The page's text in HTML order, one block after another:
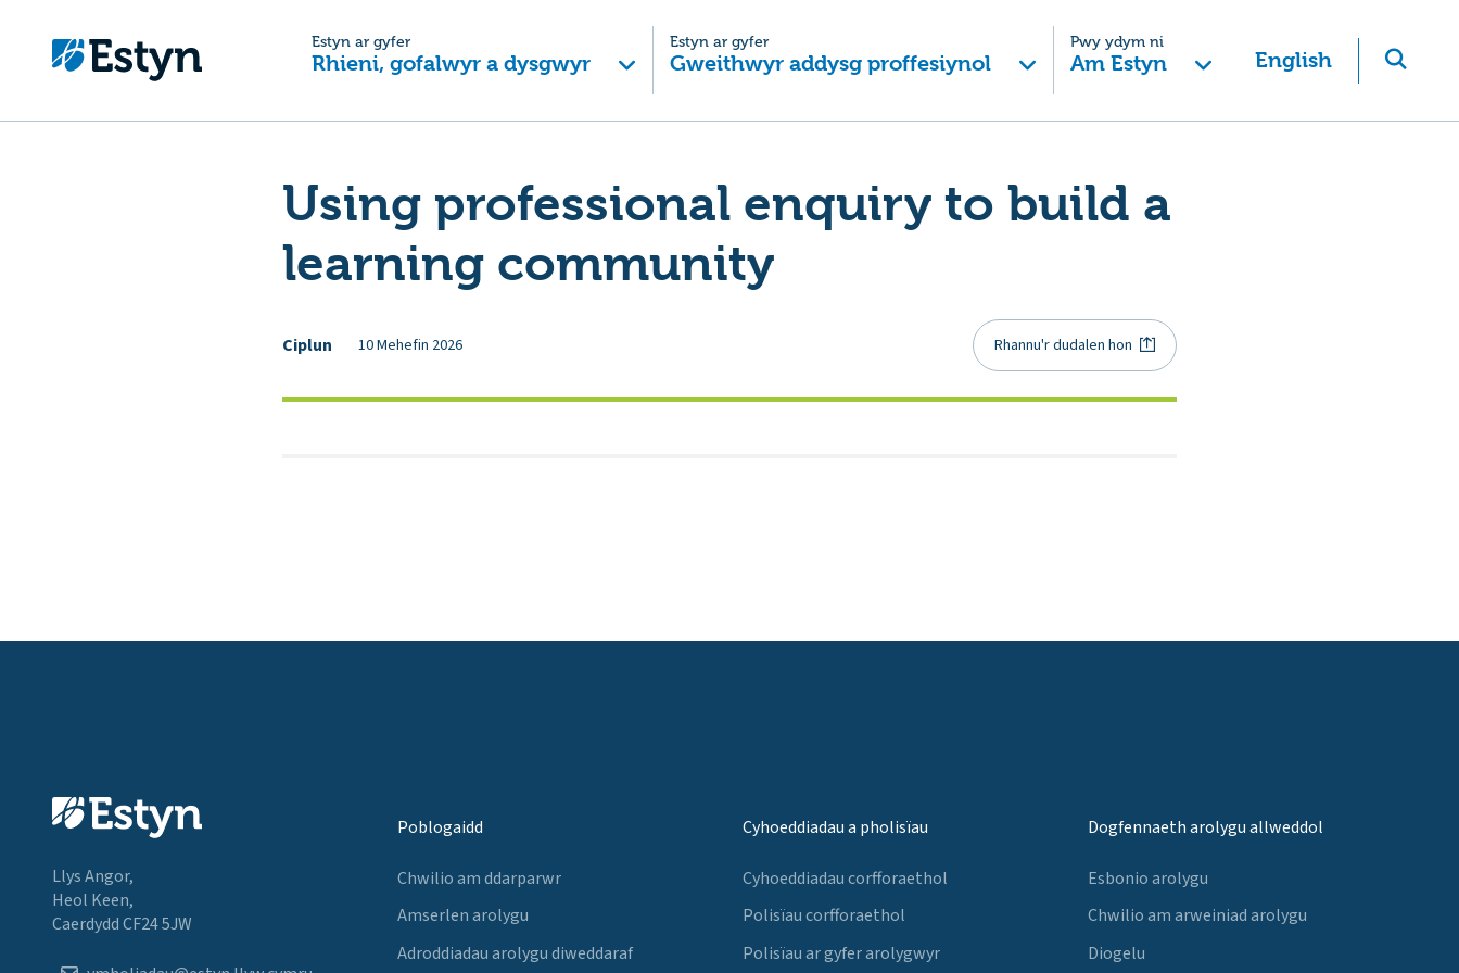
Estyn ar gyfer
Rhieni, gofalwyr a dysgwyr
Estyn ar gyfer
Gweithwyr addysg proffesiynol
Pwy ydym ni
Am Estyn English
Using professional enquiry to build a
learning community
Ciplun 10 Mehefin 2026 Rhannu'r dudalen hon
Llys Angor,
Heol Keen,
Caerdydd CF24 5JW
Poblogaidd
Chwilio am ddarparwr
Amserlen arolygu
Adroddiadau arolygu diweddaraf
Cyhoeddiadau a pholisïau
Cyhoeddiadau corfforaethol
Polisïau corfforaethol
Polisïau ar gyfer arolygwyr
Dogfennaeth arolygu allweddol
Esbonio arolygu
Chwilio am arweiniad arolygu
Diogelu